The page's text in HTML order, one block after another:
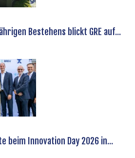
Bestehens blickt GRE auf...
beim Innovation Day 2026 in...